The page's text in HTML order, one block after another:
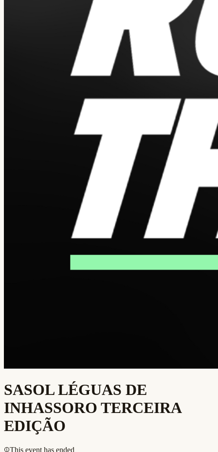
SASOL LÉGUAS DE
INHASSORO TERCEIRA
EDIÇÃO
This event has ended